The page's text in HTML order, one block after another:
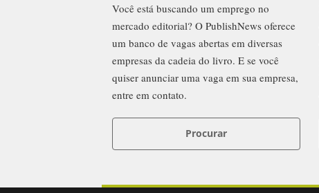
Você está buscando um emprego no
mercado editorial? O PublishNews oferece
um banco de vagas abertas em diversas
empresas da cadeia do livro. E se você
quiser anunciar uma vaga em sua empresa,
entre em contato.
Procurar